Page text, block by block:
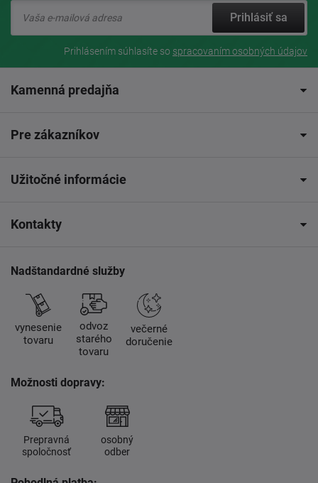
Prihlásiť sa
Prihlásením súhlasíte so spracovaním osobných údajov
Kamenná predajňa
Pre zákazníkov
Užitočné informácie
Kontakty
Nadštandardné služby
vynesenie
tovaru
odvoz
starého
tovaru
večerné
doručenie
Možnosti dopravy:
Prepravná
spoločnosť
osobný
odber